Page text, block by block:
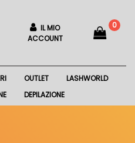
IL MIO
ACCOUNT
0
OUTLET
LASHWORLD
DEPILAZIONE